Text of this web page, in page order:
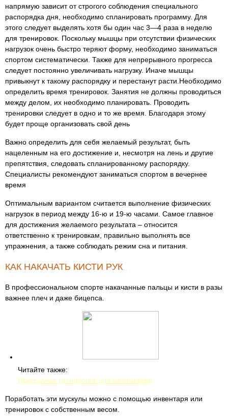
напрямую зависит от строгого соблюдения специального
распорядка дня, необходимо спланировать программу. Для
этого следует выделять хотя бы один час 3—4 раза в неделю
для тренировок. Поскольку мышцы при отсутствии физических
нагрузок очень быстро теряют форму, необходимо заниматься
спортом систематически. Также для непрерывного прогресса
следует постоянно увеличивать нагрузку. Иначе мышцы
привыкнут к такому распорядку и перестанут расти.Необходимо
определить время тренировок. Занятия не должны проводиться
между делом, их необходимо планировать. Проводить
тренировки следует в одно и то же время. Благодаря этому
будет проще организовать свой день
Важно определить для себя желаемый результат, быть
нацеленным на его достижение и, несмотря на лень и другие
препятствия, следовать спланированному распорядку.
Специалисты рекомендуют заниматься спортом в вечернее
время
Оптимальным вариантом считается выполнение физических
нагрузок в период между 16-ю и 19-ю часами. Самое главное
для достижения желаемого результата – относится
ответственно к тренировкам, правильно выполнять все
упражнения, а также соблюдать режим сна и питания.
КАК НАКАЧАТЬ КИСТИ РУК
В профессиональном спорте накачанные пальцы и кисти в разы
важнее плеч и даже бицепса.
Читайте также:
Программа тренировок для мезоморфа
Поработать эти мускулы можно с помощью инвентаря или
тренировок с собственным весом.